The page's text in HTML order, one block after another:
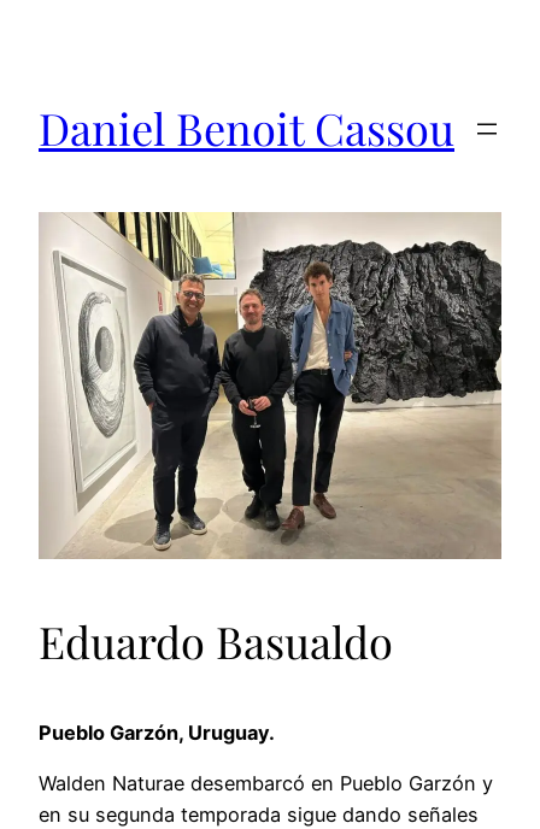
Daniel Benoit Cassou
Eduardo Basualdo
Pueblo Garzón, Uruguay.
Walden Naturae desembarcó en Pueblo Garzón y
en su segunda temporada sigue dando señales